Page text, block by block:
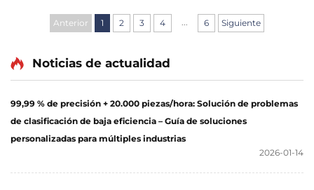
nuestra base de producción para inspección in situ y
Anterior 1 2 3 4 ... 6 Siguiente
Noticias de actualidad
99,99 % de precisión + 20.000 piezas/hora: Solución de problemas
de clasificación de baja eficiencia – Guía de soluciones
personalizadas para múltiples industrias
2026-01-14